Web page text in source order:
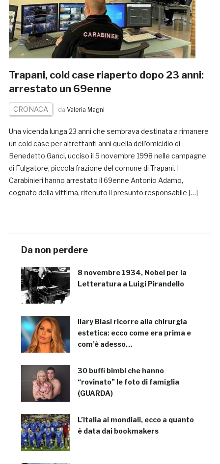
Trapani, cold case riaperto dopo 23 anni:
arrestato un 69enne
CRONACA da Valeria Magni
Una vicenda lunga 23 anni che sembrava destinata a rimanere
un cold case per altrettanti anni quella dell’omicidio di
Benedetto Ganci, ucciso il 5 novembre 1998 nelle campagne
di Fulgatore, piccola frazione del comune di Trapani. I
Carabinieri hanno arrestato il 69enne Antonio Adamo,
cognato della vittima, ritenuto il presunto responsabile […]
Da non perdere
8 novembre 1934, Nobel per la
Letteratura a Luigi Pirandello
Ilary Blasi ricorre alla chirurgia
estetica: ecco come era prima e
com’è adesso…
30 buffi bimbi che hanno
“rovinato” le foto di famiglia
(GUARDA)
L’Italia ai mondiali, ecco a quanto
è data dai bookmakers